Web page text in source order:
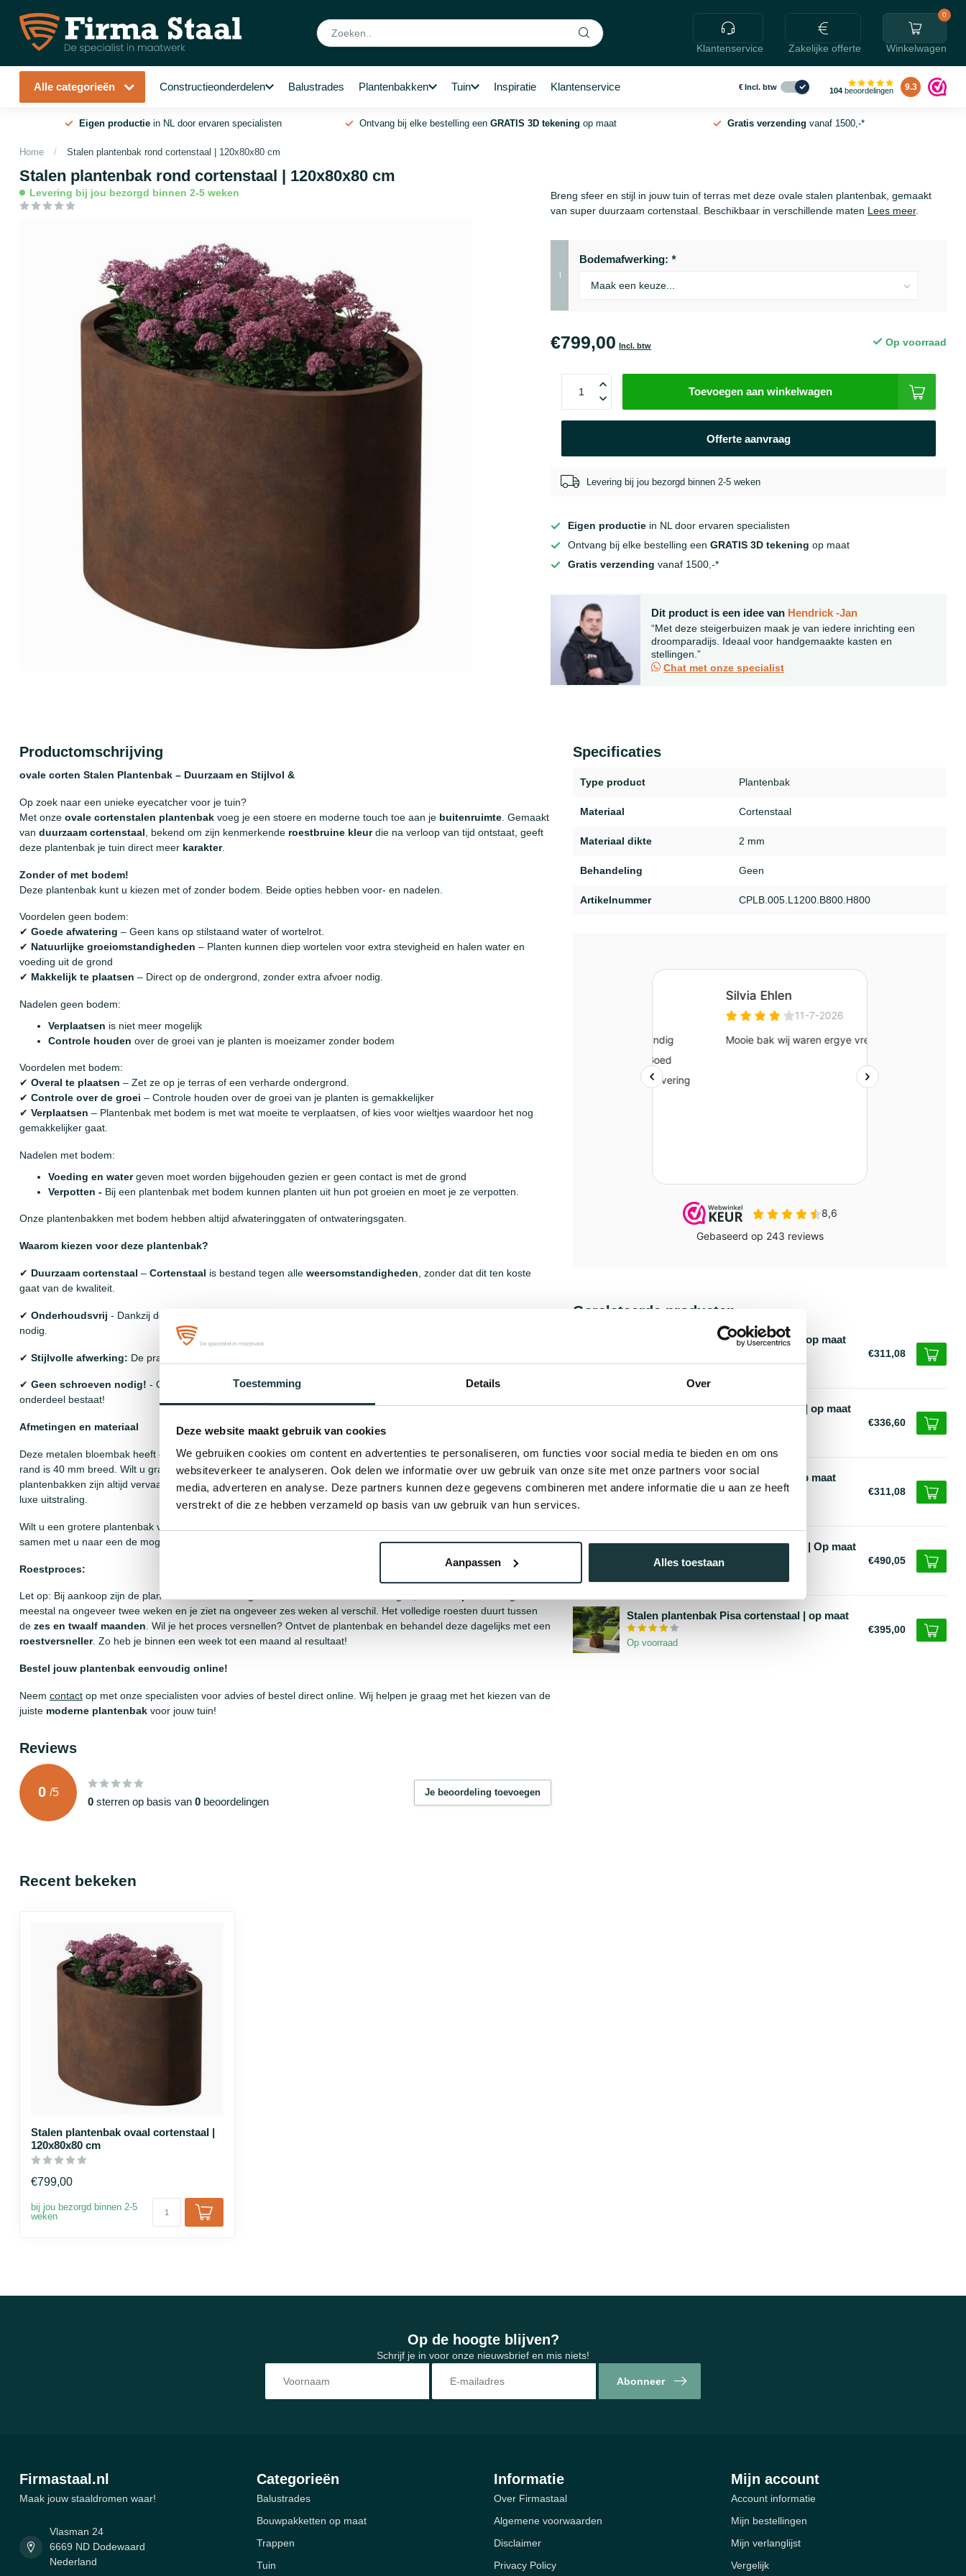
Toestemming Details Over
Deze website maakt gebruik van cookies
We gebruiken cookies om content en advertenties te personaliseren, om functies voor social media te bieden en om ons
websiteverkeer te analyseren. Ook delen we informatie over uw gebruik van onze site met onze partners voor social
media, adverteren en analyse. Deze partners kunnen deze gegevens combineren met andere informatie die u aan ze heeft
verstrekt of die ze hebben verzameld op basis van uw gebruik van hun services.
Aanpassen Alles toestaan
Klantenservice Zakelijke offerte
0
Winkelwagen
Alle categorieën Constructieonderdelen Balustrades Plantenbakken Tuin Inspiratie Klantenservice €Incl. btw 104 beoordelingen 9.3
Eigen productie in NL door ervaren specialisten Ontvang bij elke bestelling een GRATIS 3D tekening op maat Gratis verzending vanaf 1500,-*
Home / Stalen plantenbak rond cortenstaal | 120x80x80 cm
Stalen plantenbak rond cortenstaal | 120x80x80 cm
Levering bij jou bezorgd binnen 2-5 weken
Breng sfeer en stijl in jouw tuin of terras met deze ovale stalen plantenbak, gemaakt
van super duurzaam cortenstaal. Beschikbaar in verschillende maten Lees meer.
1
Bodemafwerking:*
€799,00 Incl. btw Op voorraad
Toevoegen aan winkelwagen
Offerte aanvraag
Levering bij jou bezorgd binnen 2-5 weken
Eigen productie in NL door ervaren specialisten
Ontvang bij elke bestelling eenGRATIS 3D tekening op maat
Gratis verzending vanaf 1500,-*
Dit product is een idee van Hendrick -Jan
“Met deze steigerbuizen maak je van iedere inrichting een
droomparadijs. Ideaal voor handgemaakte kasten en
stellingen.”
Chat met onze specialist
Productomschrijving
ovale corten Stalen Plantenbak – Duurzaam en Stijlvol &
Op zoek naar een unieke eyecatcher voor je tuin?
Met onze ovale cortenstalen plantenbak voeg je een stoere en moderne touch toe aan je buitenruimte . Gemaakt
van duurzaam cortenstaal , bekend om zijn kenmerkende roestbruine kleurdie na verloop van tijd ontstaat, geeft
deze plantenbak je tuin direct meer karakter.
Zonder of met bodem!
Deze plantenbak kunt u kiezen met of zonder bodem. Beide opties hebben voor- en nadelen.
Voordelen geen bodem:
✔ Goede afwatering – Geen kans op stilstaand water of wortelrot.
✔ Natuurlijke groeiomstandigheden – Planten kunnen diep wortelen voor extra stevigheid en halen water en
voeding uit de grond
✔ Makkelijk te plaatsen – Direct op de ondergrond, zonder extra afvoer nodig.
Nadelen geen bodem:
Verplaatsen is niet meer mogelijk
Controle houden over de groei van je planten is moeizamer zonder bodem
Voordelen met bodem:
✔ Overal te plaatsen – Zet ze op je terras of een verharde ondergrond.
✔ Controle over de groei – Controle houden over de groei van je planten is gemakkelijker
✔ Verplaatsen – Plantenbak met bodem is met wat moeite te verplaatsen, of kies voor wieltjes waardoor het nog
gemakkelijker gaat.
Nadelen met bodem:
Voeding en watergeven moet worden bijgehouden gezien er geen contact is met de grond
Verpotten - Bij een plantenbak met bodem kunnen planten uit hun pot groeien en moet je ze verpotten.
Onze plantenbakken met bodem hebben altijd afwateringgaten of ontwateringsgaten.
Waarom kiezen voor deze plantenbak?
✔ Duurzaam cortenstaal – Cortenstaal is bestand tegen alle weersomstandigheden , zonder dat dit ten koste
gaat van de kwaliteit.
✔ Onderhoudsvrij - Dankzij de unieke samenstelling van het staal, heeft de plantenbak weinig tot geen onderhoud
nodig.
✔ Stijlvolle afwerking: De prachtige roestkleur zorgt voor een robuuste en toch stijlvolle uitstraling.
✔ Geen schroeven nodig! - Onze plantenbakken wordenvolledig gelast
waardoor de plantenbak maar uit 1
onderdeel bestaat!
Afmetingen en materiaal
Deze metalen bloembak heeft een afmeting van 120 cm lang en 80 cm breed en heeft een hoogte van 80 cm. De
rand is 40 mm breed. Wilt u graag een ander formaat kijk dan bij onze andere producten of bestel op maat! Onze
plantenbakken zijn altijd vervaardigd uit hoogwaardig 2 mm dik corten metaal, wat zorgt voor extra stabiliteit en een
luxe uitstraling.
Wilt u een grotere plantenbak van misschien wel 3 meter? Neem dan contact op met onze specialisten en we kijken
samen met u naar een de mogelijkheden!
Roestproces:
Let op: Bij aankoop zijn de plantenbakken vaak nog
meestal na ongeveer twee weken en je ziet na ongeveer zes weken al verschil. Het volledige roesten duurt tussen
de zes en twaalf maanden. Wil je het proces versnellen? Ontvet de plantenbak en behandel deze dagelijks met een
roestversneller. Zo heb je binnen een week tot een maand al resultaat!
Bestel jouw plantenbak eenvoudig online!
Neem contact op met onze specialisten voor advies of bestel direct online. Wij helpen je graag met het kiezen van de
juiste moderne plantenbak voor jouw tuin!
Reviews
0 /5
0 sterren op basis van 0 beoordelingen
Je beoordeling toevoegen
Specificaties
Type product Plantenbak
Materiaal Cortenstaal
Materiaal dikte 2 mm
Behandeling Geen
Artikelnummer CPLB.005.L1200.B800.H800
Gerelateerde producten
Cortenstaal plantenbak rechthoek - op maat
Op voorraad
€311,08
Stalen plantenbak rond cortenstaal | op maat
€336,60
Cortenstaal plantenbak vierkant - op maat
€311,08
Stalen plantenbak ovaal cortenstaal | Op maat
€490,05
Stalen plantenbak Pisa cortenstaal | op maat
Op voorraad
€395,00
Recent bekeken
Stalen plantenbak ovaal cortenstaal |
120x80x80 cm
€799,00
bij jou bezorgd binnen 2-5
weken
Op de hoogte blijven?
Schrijf je in voor onze nieuwsbrief en mis niets!
Abonneer
Firmastaal.nl
Maak jouw staaldromen waar!
Vlasman 24
6669 ND Dodewaard
Nederland
Categorieën
Balustrades
Bouwpakketten op maat
Trappen
Tuin
Informatie
Over Firmastaal
Algemene voorwaarden
Disclaimer
Privacy Policy
Mijn account
Account informatie
Mijn bestellingen
Mijn verlanglijst
Vergelijk